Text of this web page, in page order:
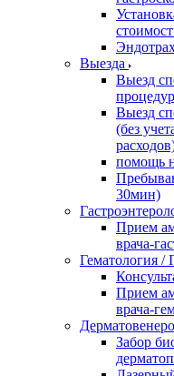
Выезда
Выезд
Выезд
(без
помощь
30мин)
Прием
врача-
Гематология /
Прием
врача-
Забор